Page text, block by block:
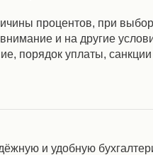
процентов, при
и на другие
порядок уплаты, санкции
и удобную